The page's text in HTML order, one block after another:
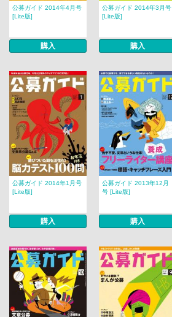
公募ガイド 2014年4月号
[Lite版]
購入
公募ガイド 2014年3月号
[Lite版]
購入
公募ガイド 2014年1月号
[Lite版]
購入
公募ガイド 2013年12月
号 [Lite版]
購入